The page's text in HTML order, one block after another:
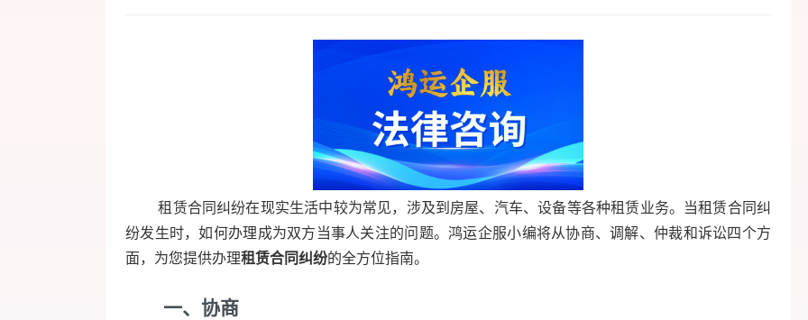
租赁合同纠纷在现实生活中较为常见，涉及到房屋、汽车、设备等各种租赁业务。当租赁合同纠
纷发生时，如何办理成为双方当事人关注的问题。鸿运企服小编将从协商、调解、仲裁和诉讼四个方
面，为您提供办理租赁合同纠纷的全方位指南。
一、协商